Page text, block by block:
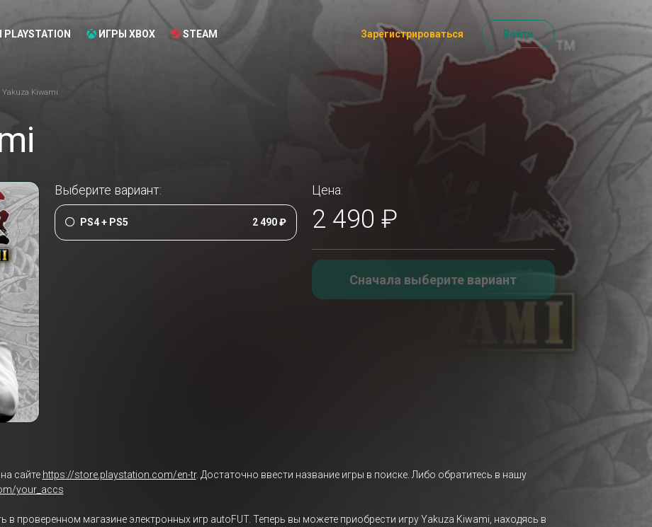
ИГРЫ XBOX STEAM Зарегистрироваться Войти
Yakuza Kiwami
Выберите вариант:
PS4 + PS5 2 490 ₽
Цена:
2 490 ₽
Сначала выберите вариант
сайте https://store.playstation.com/en-tr. Достаточно ввести название игры в поиске. Либо обратитесь в нашу
your_accs
проверенном магазине электронных игр autoFUT. Теперь вы можете приобрести игру Yakuza Kiwami, находясь в